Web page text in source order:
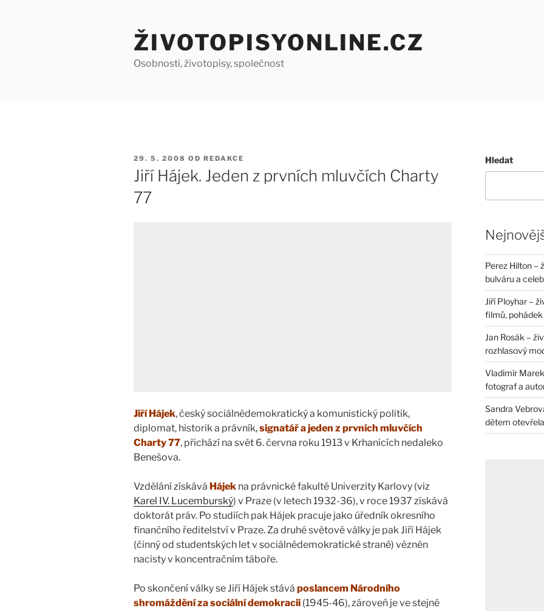
ŽIVOTOPISYONLINE.CZ
Osobnosti, životopisy, společnost
PUBLIKOVÁNO
29. 5. 2008 OD REDAKCE
Jiří Hájek. Jeden z prvních mluvčích Charty
77
Jiří Hájek, český sociálnědemokratický a komunistický politik,
diplomat, historik a právník,signatář a jeden z prvních mluvčích
Charty 77, přichází na svět 6. června roku 1913 v Krhanicích nedaleko
Benešova.
Vzdělání získává Hájek na právnické fakultě Univerzity Karlovy (viz
Karel IV. Lucemburský) v Praze (v letech 1932-36), v roce 1937 získává
doktorát práv. Po studiích pak Hájek pracuje jako úředník okresního
finančního ředitelství v Praze. Za druhé světové války je pak Jiří Hájek
(činný od studentských let v sociálnědemokratické straně) vězněn
nacisty v koncentračním táboře.
Po skončení války se Jiří Hájek stává poslancem Národního
shromáždění za sociální demokracii (1945-46), zároveň je ve stejné
Hledat
Perez Hilton –
bulváru a
Jiří Ployhar –
filmů, pohádek
Jan Rosák –
rozhlasový
Vladimír
fotograf a
Sandra
dětem